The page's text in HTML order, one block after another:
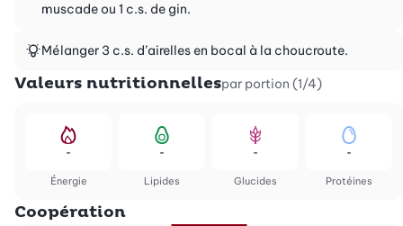
muscade ou 1 c.s. de gin.
Mélanger 3 c.s. d’airelles en bocal à la choucroute.
Valeurs nutritionnellespar portion (1/4)
Énergie
-
Lipides
-
Glucides
-
Protéines
-
Coopération